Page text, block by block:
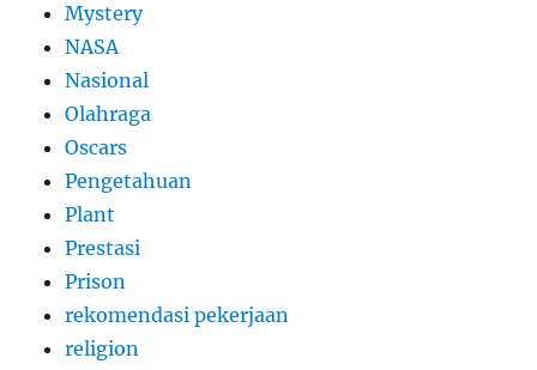
Mystery
NASA
Nasional
Olahraga
Oscars
Pengetahuan
Plant
Prestasi
Prison
rekomendasi pekerjaan
religion